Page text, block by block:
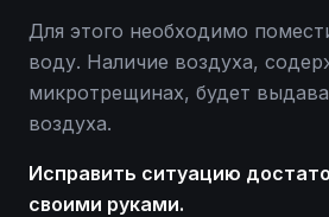
Для этого необходимо
воду. Наличие воздуха,
микротрещинах, будет
воздуха.
Исправить ситуацию
своими руками.